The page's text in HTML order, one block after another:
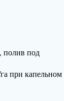
полив под
при капельном